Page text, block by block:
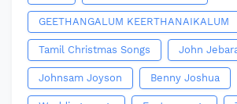
GEETHANGALUM KEERTHANAIKALUM
Tamil Christmas Songs John
Johnsam Joyson Benny Joshua